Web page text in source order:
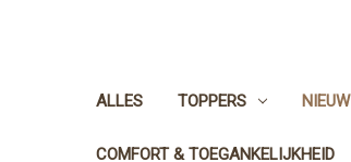
ALLES TOPPERS NIEUW
COMFORT & TOEGANKELIJKHEID